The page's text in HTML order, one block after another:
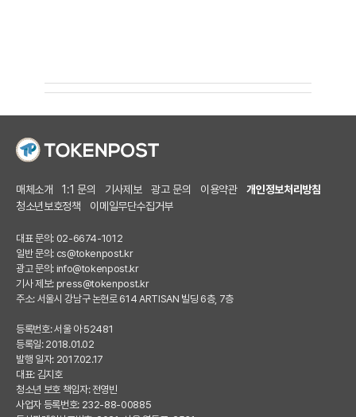
매체소개 1:1 문의 기사제보 광고 문의 이용약관
개인정보처리방침
청소년보호정책
이메일무단수집거부
대표 문의: 02-6674-1012
일반 문의: cs@tokenpost.kr
광고 문의: info@tokenpost.kr
기사 제보: press@tokenpost.kr
주소: 서울시 강남구 논현로 614 ARTISAN 빌딩 6층, 7층
등록번호: 서울 아 52481
등록일: 2018.01.02
발행 일자: 2017.02.17
대표: 김지호
청소년 보호 책임자: 전영빈
사업자 등록번호: 232-88-00885